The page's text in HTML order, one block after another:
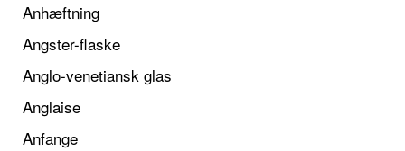
Anhæftning
Angster-flaske
Anglo-venetiansk glas
Anglaise
Anfange